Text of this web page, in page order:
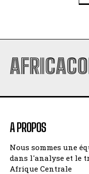
A PROPOS
Nous sommes une
dans l'analyse et le
Afrique Centrale